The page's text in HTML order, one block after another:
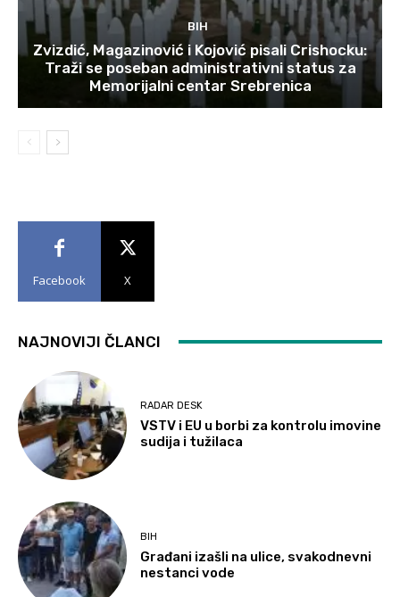
BIH
Zvizdić, Magazinović i Kojović pisali Crishocku:
Traži se poseban administrativni status za
Memorijalni centar Srebrenica
Facebook X
NAJNOVIJI ČLANCI
RADAR DESK
VSTV i EU u borbi za kontrolu imovine
sudija i tužilaca
BIH
Građani izašli na ulice, svakodnevni
nestanci vode